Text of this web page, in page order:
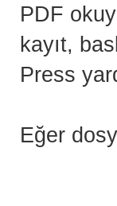
PDF
kayıt,
Press
Eğer